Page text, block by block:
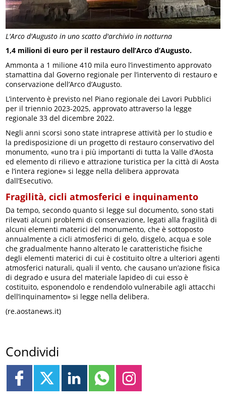
L'Arco d'Augusto in uno scatto d'archivio in notturna
1,4 milioni di euro per il restauro dell’Arco d’Augusto.
Ammonta a 1 milione 410 mila euro l’investimento approvato
stamattina dal Governo regionale per l’intervento di restauro e
conservazione dell’Arco d’Augusto.
L’intervento è previsto nel Piano regionale dei Lavori Pubblici
per il triennio 2023-2025, approvato attraverso la legge
regionale 33 del dicembre 2022.
Negli anni scorsi sono state intraprese attività per lo studio e
la predisposizione di un progetto di restauro conservativo del
monumento, «uno tra i più importanti di tutta la Valle d’Aosta
ed elemento di rilievo e attrazione turistica per la città di Aosta
e l’intera regione» si legge nella delibera approvata
dall’Esecutivo.
Fragilità, cicli atmosferici e inquinamento
Da tempo, secondo quanto si legge sul documento, sono stati
rilevati alcuni problemi di conservazione, legati alla fragilità di
alcuni elementi materici del monumento, che è sottoposto
annualmente a cicli atmosferici di gelo, disgelo, acqua e sole
che gradualmente hanno alterato le caratteristiche fisiche
degli elementi materici di cui è costituito oltre a ulteriori agenti
atmosferici naturali, quali il vento, che causano un’azione fisica
di degrado e usura del materiale lapideo di cui esso è
costituito, esponendolo e rendendolo vulnerabile agli attacchi
dell’inquinamento» si legge nella delibera.
(re.aostanews.it)
Condividi